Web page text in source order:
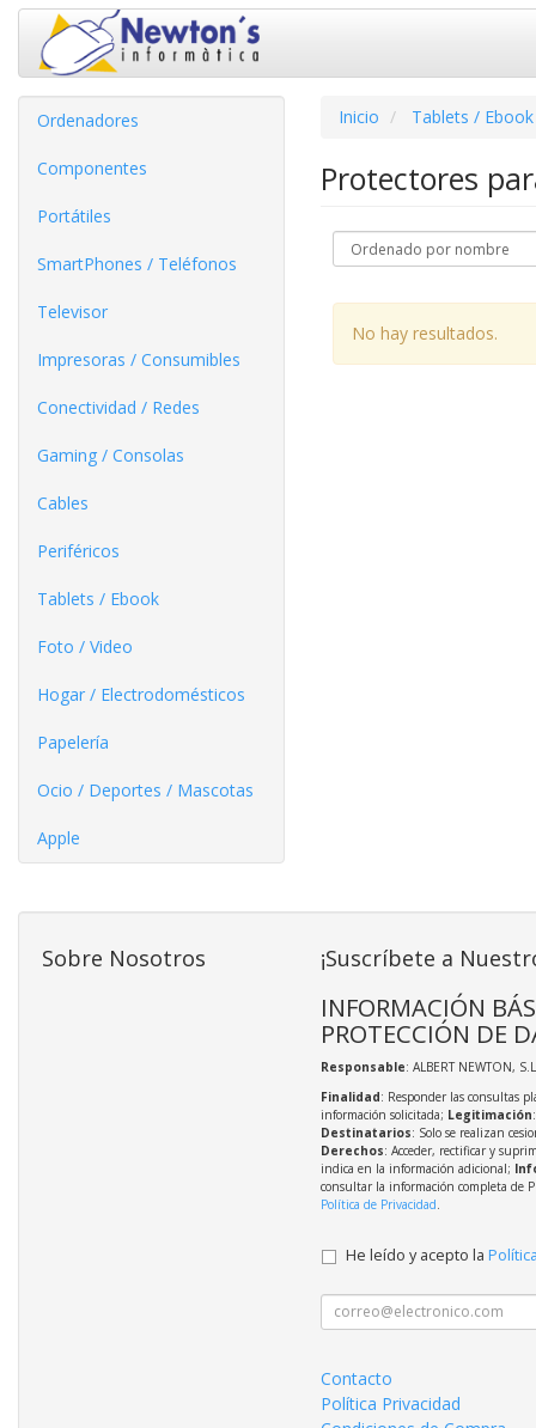
Ordenadores
Componentes
Portátiles
SmartPhones / Teléfonos
Televisor
Impresoras / Consumibles
Conectividad / Redes
Gaming / Consolas
Cables
Periféricos
Tablets / Ebook
Foto / Video
Hogar / Electrodomésticos
Papelería
Ocio / Deportes / Mascotas
Apple
Inicio Tablets / Ebook
Protectores
No hay resultados.
Sobre Nosotros ¡Suscríbete a
INFORMACIÓN
PROTECCIÓN DE
Responsable: ALBERT NEWTON,
Finalidad: Responder las consultas
información solicitada; Legitimación
Destinatarios: Solo se realizan
Derechos: Acceder, rectificar y
indica en la información adicional;
consultar la información completa de
Política de Privacidad.
He leído y acepto la
Contacto
Política Privacidad